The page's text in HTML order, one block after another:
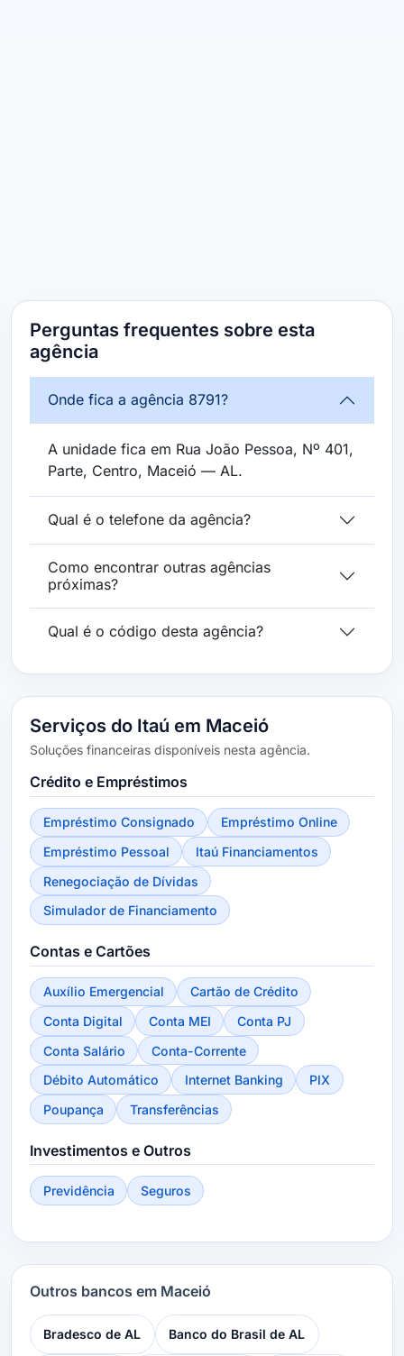
Perguntas frequentes sobre esta
agência
Onde fica a agência 8791?
A unidade fica em Rua João Pessoa, Nº 401,
Parte, Centro, Maceió — AL.
Qual é o telefone da agência?
Como encontrar outras agências
próximas?
Qual é o código desta agência?
Serviços do Itaú em Maceió
Soluções financeiras disponíveis nesta agência.
Crédito e Empréstimos
Empréstimo Consignado
Empréstimo Online
Empréstimo Pessoal
Itaú Financiamentos
Renegociação de Dívidas
Simulador de Financiamento
Contas e Cartões
Auxílio Emergencial
Cartão de Crédito
Conta Digital
Conta MEI
Conta PJ
Conta Salário
Conta-Corrente
Débito Automático
Internet Banking
PIX
Poupança
Transferências
Investimentos e Outros
Previdência Seguros
Outros bancos em Maceió
Bradesco de AL Banco do Brasil de AL